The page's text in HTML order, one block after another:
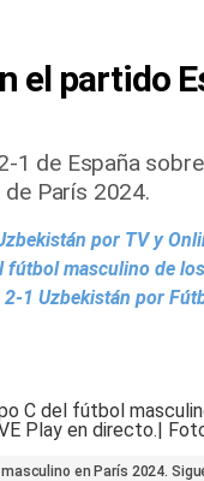
el partido
1 de España
París 2024.
por TV y
fútbol masculino de
1 Uzbekistán por
en París 2024.